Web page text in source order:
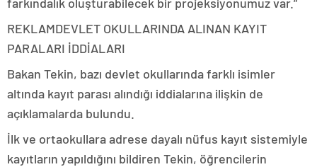
REKLAMDEVLET OKULLARINDA ALINAN KAYIT
PARALARI İDDİALARI
Bakan Tekin, bazı devlet okullarında farklı isimler
altında kayıt parası alındığı iddialarına ilişkin de
açıklamalarda bulundu.
İlk ve ortaokullara adrese dayalı nüfus kayıt sistemiyle
kayıtların yapıldığını bildiren Tekin, öğrencilerin